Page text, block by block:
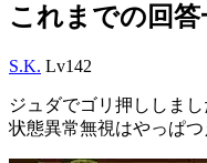
これまでの回答
S.K. Lv142
ジュダでゴリ押ししまし
状態異常無視はやっぱつ